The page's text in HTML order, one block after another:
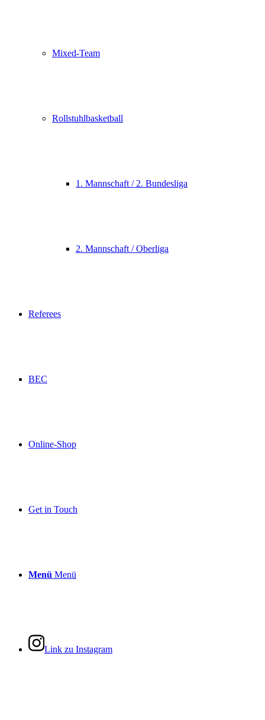
Mixed-Team
Rollstuhlbasketball
1. Mannschaft / 2. Bundesliga
2. Mannschaft / Oberliga
Referees
BEC
Online-Shop
Get in Touch
Menü Menü
Link zu Instagram